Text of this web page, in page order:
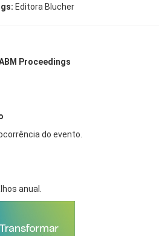
Editora Blucher
Proceedings
do evento.
anual.